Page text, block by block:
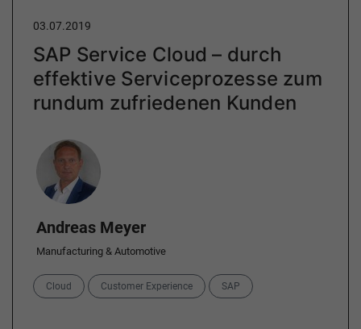
03.07.2019
SAP Service Cloud – durch
effektive Serviceprozesse zum
rundum zufriedenen Kunden
Author
Andreas Meyer
Manufacturing & Automotive
Categories
Cloud Customer Experience SAP